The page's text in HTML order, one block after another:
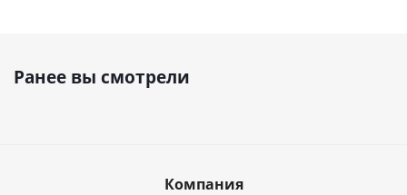
Ранее вы смотрели
Компания